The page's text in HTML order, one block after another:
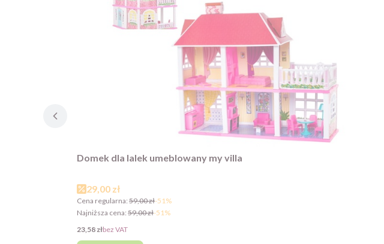
Domek dla lalek umeblowany my villa
Cena promocyjna
29,00 zł
Cena regularna: 59,00 zł-51%
Najniższa cena: 59,00 zł-51%
Cena
23,58 złbez VAT